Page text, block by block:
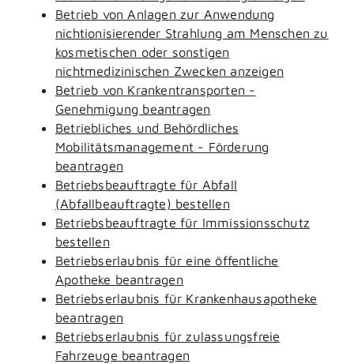
Betrieb von Anlagen zur Anwendung
nichtionisierender Strahlung am Menschen zu
kosmetischen oder sonstigen
nichtmedizinischen Zwecken anzeigen
Betrieb von Krankentransporten -
Genehmigung beantragen
Betriebliches und Behördliches
Mobilitätsmanagement - Förderung
beantragen
Betriebsbeauftragte für Abfall
(Abfallbeauftragte) bestellen
Betriebsbeauftragte für Immissionsschutz
bestellen
Betriebserlaubnis für eine öffentliche
Apotheke beantragen
Betriebserlaubnis für Krankenhausapotheke
beantragen
Betriebserlaubnis für zulassungsfreie
Fahrzeuge beantragen